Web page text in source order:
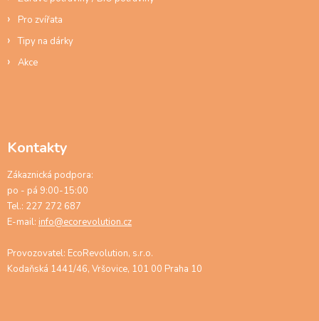
Pro zvířata
Tipy na dárky
Akce
Kontakty
Zákaznická podpora:
po - pá 9:00-15:00
Tel.: 227 272 687
E-mail: info@ecorevolution.cz
Provozovatel: EcoRevolution, s.r.o.
Kodaňská 1441/46, Vršovice, 101 00 Praha 10